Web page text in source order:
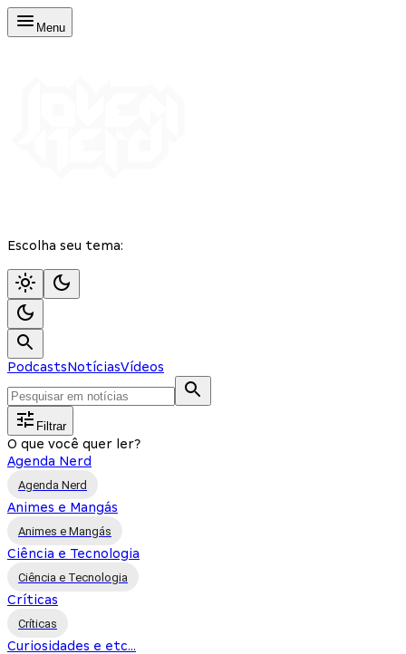
Menu
Escolha seu tema:
PodcastsNotíciasVídeos
Filtrar
O que você quer ler?
Agenda Nerd
Agenda Nerd
Animes e Mangás
Animes e Mangás
Ciência e Tecnologia
Ciência e Tecnologia
Críticas
Críticas
Curiosidades e etc...